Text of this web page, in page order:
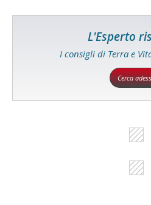
L'Esperto
I consigli di Terra e
Cerca